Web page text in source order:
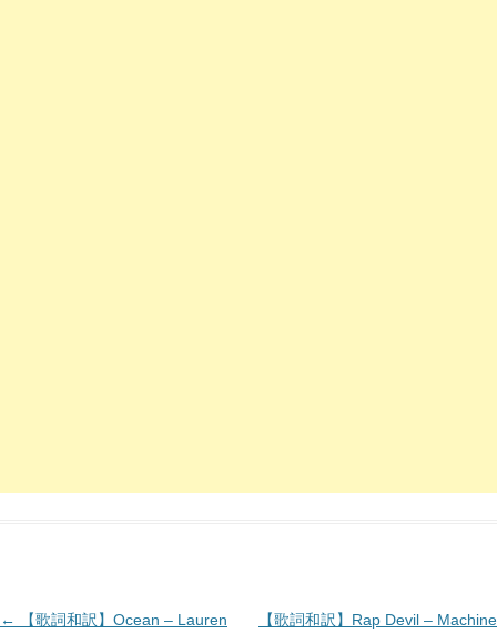
投
←
【歌詞和訳】Ocean – Lauren
【歌詞和訳】Rap Devil – Machine